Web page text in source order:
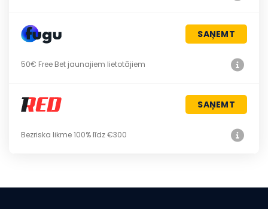
SAŅEMT
50€ Free Bet jaunajiem lietotājiem
SAŅEMT
Bezriska likme 100% līdz €300